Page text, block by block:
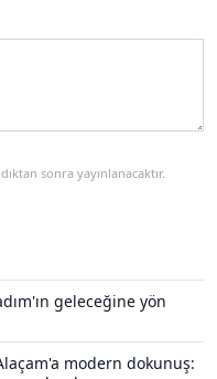
sonra yayınlanacaktır.
geleceğine yön
modern dokunuş: